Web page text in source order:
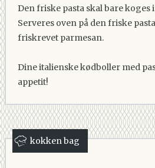
Den friske pasta skal bare koges
Serveres oven på den friske
friskrevet parmesan.
Dine italienske kødboller med
appetit!
kokken bag